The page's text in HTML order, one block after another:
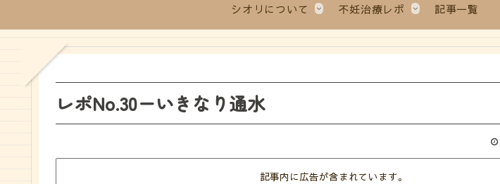
シオリについて 不妊治療レポ 記事一覧
レポNo.30ーいきなり通水
記事内に広告が含まれています。